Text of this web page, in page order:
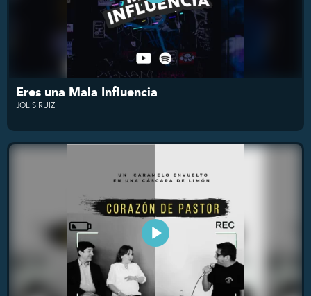
Eres una Mala Influencia
JOLIS RUIZ